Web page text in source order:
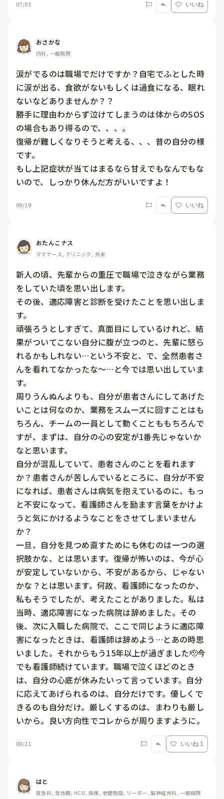
07/03 いいね
おさかな
内科, 一般病院
涙がでるのは職場でだけですか？自宅でふとした時
に涙が出る、食欲がないもしくは過食になる、眠れ
ないなどありませんか？？
勝手に理由わからず泣けてしまうのは体からのSOS
の場合もあり得るので、、、。
復帰が難しくなりそうと考える、、、昔の自分の様
です。
もし上記症状が当てはまるなら甘えでもなんでもな
いので、しっかり休んだ方がいいですよ！
09/19 いいね
おたんこナス
ママナース, クリニック, 外来
新人の頃、先輩からの重圧で職場で泣きながら業務
をしていた頃を思い出します。
その後、適応障害と診断を受けたことを思い出しま
す。
頑張ろうとしすぎて、真面目にしているけれど、結
果がついてこない自分に腹が立つのと、先輩に怒ら
れるかもしれない…という不安と、で、全然患者さ
んを看れてなかったな〜…と今では思い出していま
す。
周りうんぬんよりも、自分が患者さんにしてあげた
いことは何なのか、業務をスムーズに回すことはも
ちろん、チームの一員として動くことももちろんで
すが、まずは、自分の心の安定が1番先じゃないか
なと思います。
自分が混乱していて、患者さんのことを看れます
か？患者さんが苦しんでいるところに、自分が不安
になれば、患者さんは病気を抱えているのに、もっ
と不安になって、看護師さんを励ます言葉をかけよ
うと気にかけるようなことをさせてしまいません
か？
一旦、自分を見つめ直すためにも休むのは一つの選
択肢かな、とは思います。復帰が怖いのは、今が心
が安定していないから、不安があるから、じゃない
かな？とは思います。何故、看護師になったのか、
私もそうでしたが、考えたことがありました。私は
当時、適応障害になった病院は辞めました。その
後、次に入職した病院で、ここで同じように適応障
害になったときは、看護師は辞めよう…とあの時思
いました。それからもう15年以上が過ぎました🫡今
でも看護師続けています。職場で泣くほどのとき
は、自分の心底が休みたいって言っています。自分
に応えてあげられるのは、自分だけです。優しくで
きるのも自分だけ。厳しくするのは、まわりも厳し
いから。良い方向性でコレからが周りますように。
09/21 いいね 1
はと
救急科, 急性期, HCU, 病棟, 老健施設, リーダー, 脳神経外科, 一般病院